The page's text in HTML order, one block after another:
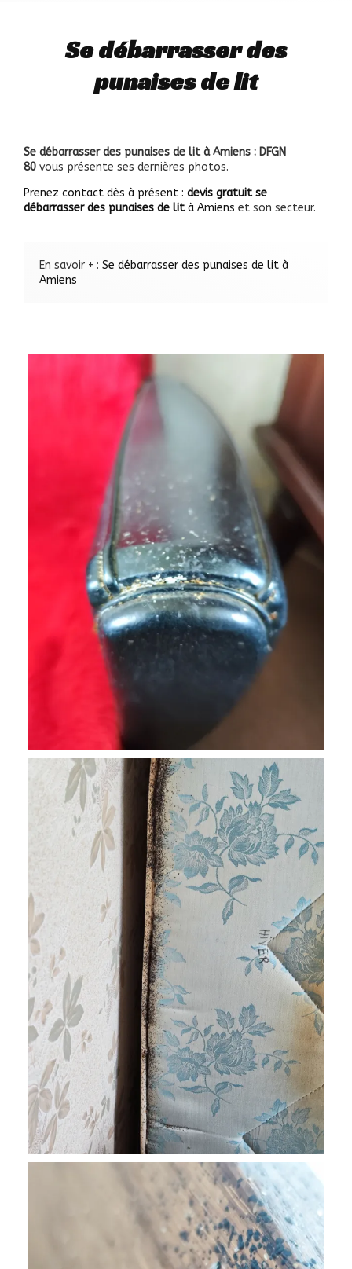
Se débarrasser des
punaises de lit
Se débarrasser des punaises de lit à Amiens : DFGN
80 vous présente ses dernières photos.
Prenez contact dès à présent : devis gratuitse
débarrasser des punaises de lità Amiens et son secteur.
En savoir + : Se débarrasser des punaises de lit à
Amiens